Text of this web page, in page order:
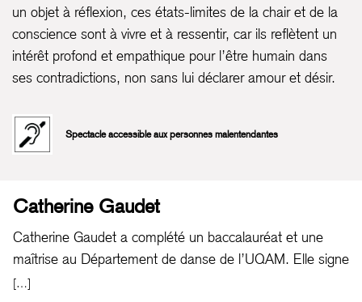
un objet à réflexion, ces états-limites de la chair et de la
conscience sont à vivre et à ressentir, car ils reflètent un
intérêt profond et empathique pour l’être humain dans
ses contradictions, non sans lui déclarer amour et désir.
Spectacle accessible aux personnes malentendantes
Catherine Gaudet
Catherine Gaudet a complété un baccalauréat et une
maîtrise au Département de danse de l’UQAM. Elle signe
sa première chorégraphie en 2004 et se fait remarquer
[…]